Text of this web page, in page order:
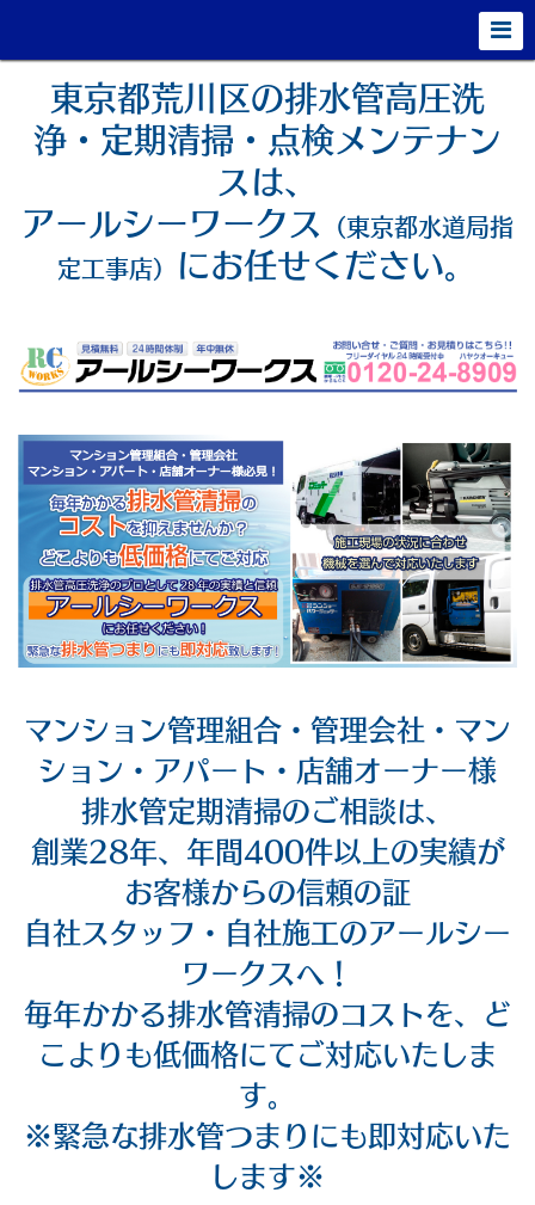
東京都荒川区の排水管高圧洗
浄・定期清掃・点検メンテナン
スは、
アールシーワークス
（東京都水道局指
定工事店）
にお任せください。
マンション管理組合・管理会社・マン
ション・アパート・店舗オーナー様
排水管定期清掃のご相談は、
創業28年、年間400件以上の実績が
お客様からの信頼の証
自社スタッフ・自社施工のアールシー
ワークスへ！
毎年かかる排水管清掃のコストを、ど
こよりも低価格にてご対応いたしま
す。
※緊急な排水管つまりにも即対応いた
します※